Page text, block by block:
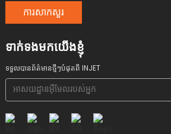
ការសាកសួរ
ទាក់ទងមកយើងខ្ញុំ
ទទួលបានព័ត៌មានថ្មីៗបំផុតពី INJET